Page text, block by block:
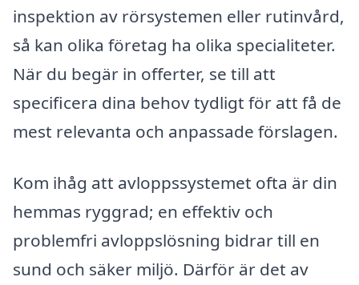
inspektion av rörsystemen eller rutinvård,
så kan olika företag ha olika specialiteter.
När du begär in offerter, se till att
specificera dina behov tydligt för att få de
mest relevanta och anpassade förslagen.
Kom ihåg att avloppssystemet ofta är din
hemmas ryggrad; en effektiv och
problemfri avloppslösning bidrar till en
sund och säker miljö. Därför är det av